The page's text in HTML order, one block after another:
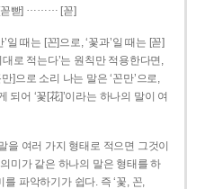
빧] ……… [꼳]
’일 때는 [꼰]으로, ‘꽃과’일 때는 [꼳]
로 적는다’는 원칙만 적용한다면,
]으로 소리 나는 말은 ‘꼰만’으로,
되어 ‘꽃[花]’이라는 하나의 말이 여
을 여러 가지 형태로 적으면 그것이
미가 같은 하나의 말은 형태를 하
파악하기가 쉽다. 즉 ‘꽃, 꼰,